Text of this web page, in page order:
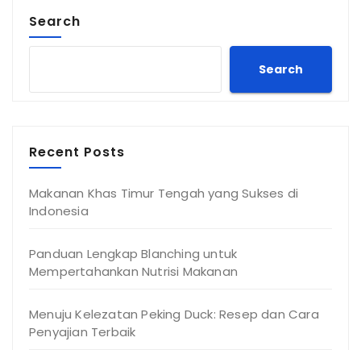
Search
Search
Recent Posts
Makanan Khas Timur Tengah yang Sukses di
Indonesia
Panduan Lengkap Blanching untuk
Mempertahankan Nutrisi Makanan
Menuju Kelezatan Peking Duck: Resep dan Cara
Penyajian Terbaik